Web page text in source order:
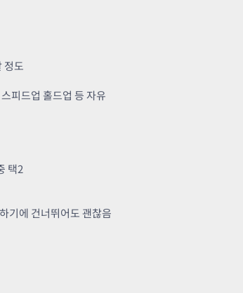
정도
피드업 홀드업 등 자유
택2
기에 건너뛰어도 괜찮음